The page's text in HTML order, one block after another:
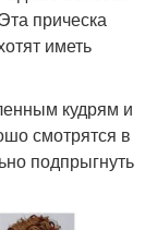
прическа
иметь
кудрям и
смотрятся в
подпрыгнуть